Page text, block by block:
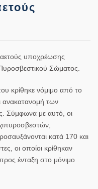
υποχρέωσης
Σώματος.
κρίθηκε νόμιμο από το
ανακατανομή των
Σύμφωνα με αυτό, οι
κατά 170 και
οι οποίοι κρίθηκαν
ένταξη στο μόνιμο